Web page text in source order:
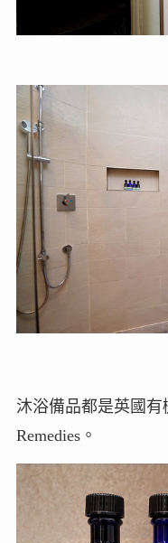
沐浴備品都是英國有
Remedies。